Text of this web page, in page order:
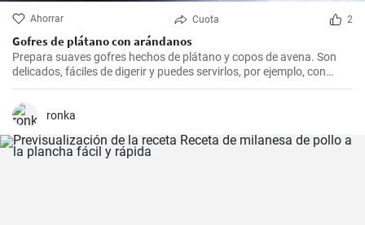
Ahorrar Cuota 2
Gofres de plátano con arándanos
Prepara suaves gofres hechos de plátano y copos de avena. Son
delicados, fáciles de digerir y puedes servirlos, por ejemplo, con
arándanos frescos y sirope de arándanos.
ronka